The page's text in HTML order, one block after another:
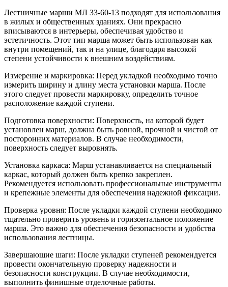
Лестничные марши МЛ 33-60-13 подходят для использования
в жилых и общественных зданиях. Они прекрасно
вписываются в интерьеры, обеспечивая удобство и
эстетичность. Этот тип марша может быть использован как
внутри помещений, так и на улице, благодаря высокой
степени устойчивости к внешним воздействиям.
Измерение и маркировка: Перед укладкой необходимо точно
измерить ширину и длину места установки марша. После
этого следует провести маркировку, определить точное
расположение каждой ступени.
Подготовка поверхности: Поверхность, на которой будет
установлен марш, должна быть ровной, прочной и чистой от
посторонних материалов. В случае необходимости,
поверхность следует выровнять.
Установка каркаса: Марш устанавливается на специальный
каркас, который должен быть крепко закреплен.
Рекомендуется использовать профессиональные инструменты
и крепежные элементы для обеспечения надежной фиксации.
Проверка уровня: После укладки каждой ступени необходимо
тщательно проверить уровень и горизонтальное положение
марша. Это важно для обеспечения безопасности и удобства
использования лестницы.
Завершающие шаги: После укладки ступеней рекомендуется
провести окончательную проверку надежности и
безопасности конструкции. В случае необходимости,
выполнить финишные отделочные работы.